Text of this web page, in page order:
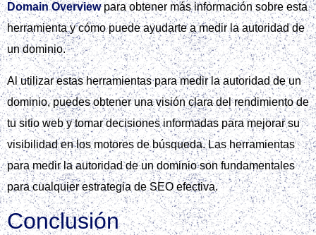
Domain Overviewpara obtener más información sobre esta
herramienta y cómo puede ayudarte a medir la autoridad de
un dominio.
Al utilizar estas herramientas para medir la autoridad de un
dominio, puedes obtener una visión clara del rendimiento de
tu sitio web y tomar decisiones informadas para mejorar su
visibilidad en los motores de búsqueda. Las herramientas
para medir la autoridad de un dominio son fundamentales
para cualquier estrategia de SEO efectiva.
Conclusión